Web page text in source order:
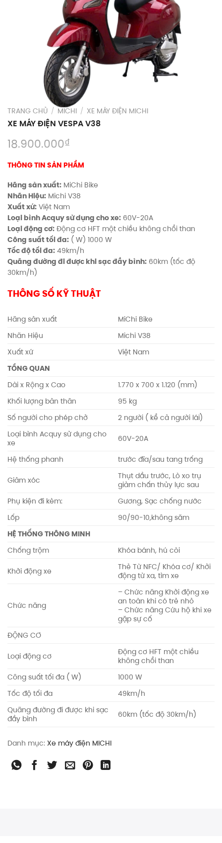
TRANG CHỦ / MICHI / XE MÁY ĐIỆN MICHI
XE MÁY ĐIỆN VESPA V38
18.900.000₫
THÔNG TIN SẢN PHẨM
Hãng sản xuất: MiChi Bike
Nhãn Hiệu: Michi V38
Xuất xứ: Việt Nam
Loại bình Acquy sử dụng cho xe: 60V-20A
Loại động cơ: Động cơ HFT một chiều không chổi than
Công suất tối đa: ( W) 1000 W
Tốc độ tối đa: 49km/h
Quãng đường đi được khi sạc đầy bình: 60km (tốc độ
30km/h)
THÔNG SỐ KỸ THUẬT
Hãng sản xuất
MiChi Bike
Nhãn Hiệu
Michi V38
Xuất xứ
Việt Nam
TỔNG QUAN
Dài x Rộng x Cao
1.770 x 700 x 1.120 (mm)
Khối lượng bản thân
95 kg
Số người cho phép chở
2 người ( kể cả người lái)
Loại bình Acquy sử dụng cho
xe
60V-20A
Hệ thống phanh trước đĩa/sau tang trống
Giảm xóc
Thụt dầu trước, Lò xo trụ
giảm chấn thủy lực sau
Phụ kiện đi kèm:
Gương, Sạc chống nước
Lốp
90/90-10,không săm
HỆ THỐNG THÔNG MINH
Chống trộm
Khóa bánh, hú còi
Khởi động xe
Thẻ Từ NFC/ Khóa cơ/ Khởi
động từ xa, tìm xe
Chức năng
– Chức năng Khởi động xe
an toàn khi có trẻ nhỏ
– Chức năng Cứu hộ khi xe
gặp sự cố
ĐỘNG CƠ
Loại động cơ
Động cơ HFT một chiều
không chổi than
Công suất tối đa ( W)
1000 W
Tốc độ tối đa
49km/h
Quãng đường đi được khi sạc
đầy bình
60km (tốc độ 30km/h)
Danh mục: Xe máy điện MICHI